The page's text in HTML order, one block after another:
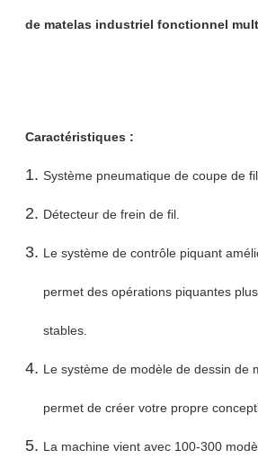
de matelas industriel fonctionnel
Caractéristiques :
Système pneumatique de coupe de
Détecteur de frein de fil.
Le système de contrôle piquant
permet des opérations piquantes
stables.
Le système de modèle de dessin de
permet de créer votre propre
La machine vient avec 100-300